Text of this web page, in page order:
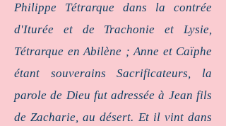
Philippe Tétrarque dans la contrée
d'Iturée et de Trachonie et Lysie,
Tétrarque en Abilène ; Anne et Caïphe
étant souverains Sacrificateurs, la
parole de Dieu fut adressée à Jean fils
de Zacharie, au désert. Et il vint dans